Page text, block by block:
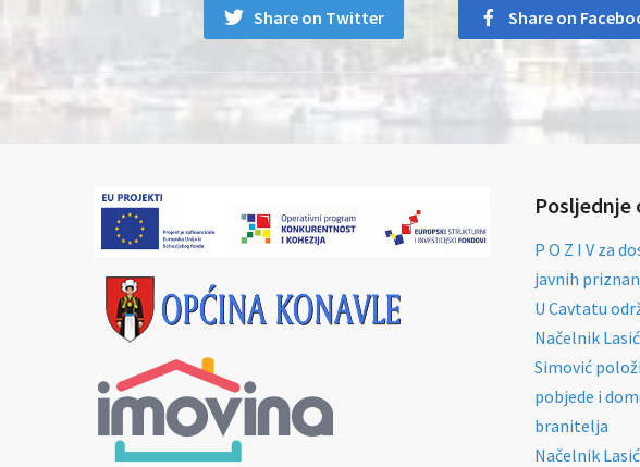
Share on Twitter Share on
Posljednje
P O Z I V za
javnih
U Cavtatu
Načelnik
Simović
pobjede i
branitelja
Načelnik